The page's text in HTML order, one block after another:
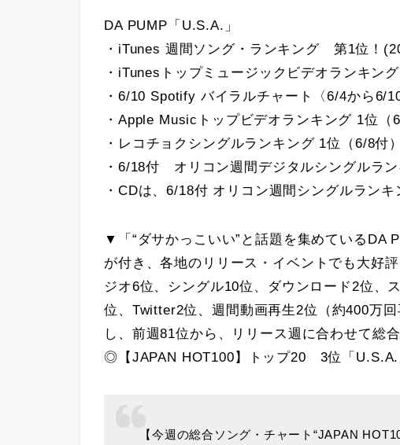
DA PUMP「U.S.A.」
・iTunes 週間ソング・ランキング 第1位！
・iTunesトップミュージックビデオランキン
・6/10 Spotify バイラルチャート〈6/4から6/
・Apple Musicトップビデオランキング 1位（
・レコチョクシングルランキング 1位（6/8付）
・6/18付 オリコン週間デジタルシングルラ
・CDは、6/18付 オリコン週間シングルラン
▼「“ダサかっこいい”と話題を集めているDA
が付き、各地のリリース・イベントでも大好
ジオ6位、シングル10位、ダウンロード2位、
位、Twitter2位、週間動画再生2位（約400万
し、前週81位から、リリース週に合わせて総
◎【JAPAN HOT100】トップ20 3位「U.S.A.
【今週の総合ソング・チャート“JAPAN